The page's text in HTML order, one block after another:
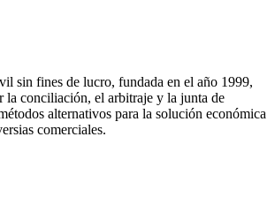
sin fines de lucro, fundada en el año 1999,
la conciliación, el arbitraje y la junta de
alternativos para la solución económica
comerciales.